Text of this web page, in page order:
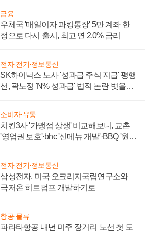
금융
우체국 '매일이자 파킹통장' 5만 계좌 한
정으로 다시 출시, 최고 연 2.0% 금리
전자·전기·정보통신
SK하이닉스 노사 '성과급 주식 지급' 평행
선, 곽노정 'N% 성과급' 법적 논란 벗을지
소비자·유통
치킨3사 '가맹점 상생' 비교해보니, 교촌
'영업권 보호'·bhc '신메뉴 개발'·BBQ '원가
전자·전기·정보통신
삼성전자, 미국 오크리지국립연구소와
극저온 히트펌프 개발하기로
항공·물류
파라타항공 내년 미주 장거리 노선 첫 도